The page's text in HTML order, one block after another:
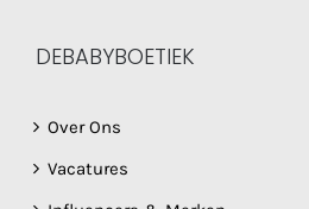
DEBABYBOETIEK
Over Ons
Vacatures